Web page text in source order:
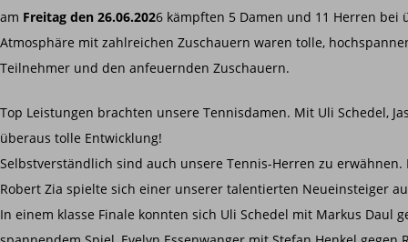
am Freitag den 26.06.2026 kämpften 5 Damen und 11 Herren
Atmosphäre mit zahlreichen Zuschauern waren tolle,
Teilnehmer und den anfeuernden Zuschauern.
Top Leistungen brachten unsere Tennisdamen. Mit Uli Schedel,
überaus tolle Entwicklung!
Selbstverständlich sind auch unsere Tennis-Herren zu
Robert Zia spielte sich einer unserer talentierten Neueinsteiger
In einem klasse Finale konnten sich Uli Schedel mit Markus